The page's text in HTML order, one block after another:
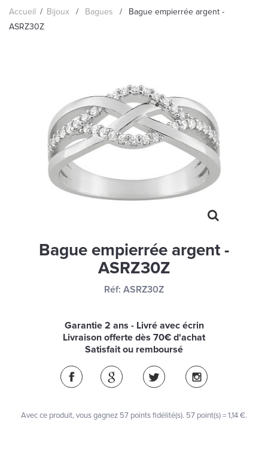
LES GEORGETTES
SWAROVSKI
BONNES AFFAIRES
Accueil / Bijoux / Bagues /
Bague empierrée argent -
ASRZ30Z
Bague empierrée argent -
ASRZ30Z
Réf: ASRZ30Z
Garantie 2 ans - Livré avec écrin
Livraison offerte dès 70€ d'achat
Satisfait ou remboursé
Avec ce produit, vous gagnez 57 points fidélité(s). 57 point(s) =1,14 €.